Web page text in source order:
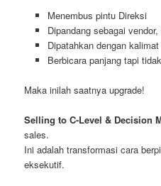
Menembus pintu Direksi
Dipandang sebagai
Dipatahkan dengan kalimat
Berbicara panjang tapi
Maka inilah saatnya upgrade!
Selling to C-Level & Decision
sales.
Ini adalah transformasi cara
eksekutif.